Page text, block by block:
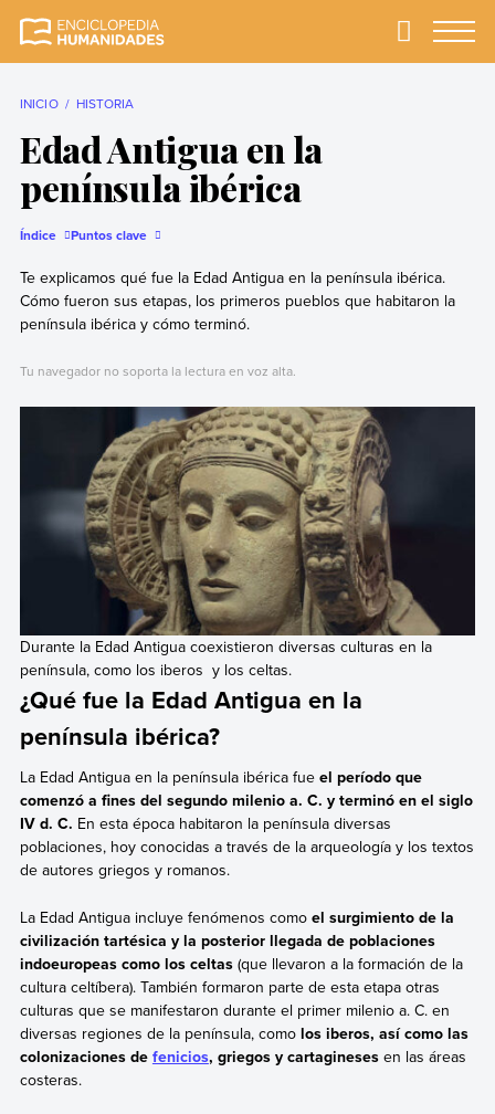
completa y más
Primary
INICIO HISTORIA
Edad Antigua en la
península ibérica
Índice Puntos clave
Te explicamos qué fue la Edad Antigua en la península ibérica.
Cómo fueron sus etapas, los primeros pueblos que habitaron la
península ibérica y cómo terminó.
Tu navegador no soporta la lectura en voz alta.
Durante la Edad Antigua coexistieron diversas culturas en la
península, como los iberos y los celtas.
¿Qué fue la Edad Antigua en la
península ibérica?
La Edad Antigua en la península ibérica fue el período que
comenzó a fines del segundo milenio a. C. y terminó en el siglo
IV d. C. En esta época habitaron la península diversas
poblaciones, hoy conocidas a través de la arqueología y los textos
de autores griegos y romanos.
La Edad Antigua incluye fenómenos como el surgimiento de la
civilización tartésica y la posterior llegada de poblaciones
indoeuropeas como los celtas(que llevaron a la formación de la
cultura celtíbera). También formaron parte de esta etapa otras
culturas que se manifestaron durante el primer milenio a. C. en
diversas regiones de la península, como los iberos, así como las
colonizaciones de fenicios, griegos y cartaginesesen las áreas
costeras.